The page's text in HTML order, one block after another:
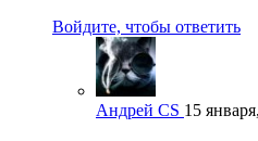
Войдите, чтобы ответить
Андрей CS 15